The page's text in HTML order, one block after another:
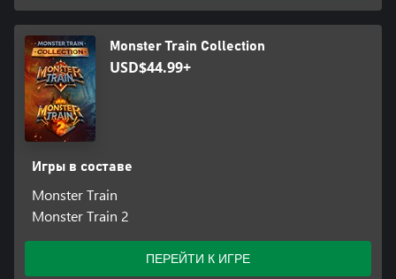
случайных событий и, возможно, даже пара сюрпризов из-за
пределов вселенной Monster Train.
Бесконечный режим
Встречайте одну из самых востребованных игроками Monster
Train возможностей! Путешествуйте по Железной дороге с
постоянно растущей сложностью, испытывайте свое мастерство и
узнавайте, насколько вы сильны. Вы даже сможете сравнить свои
Monster Train Collection
USD$44.99+
Игры в составе
Monster Train
Monster Train 2
ПЕРЕЙТИ К ИГРЕ